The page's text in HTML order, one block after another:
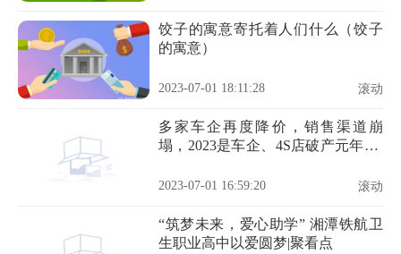
饺子的寓意寄托着人们什么（饺子
的寓意）
2023-07-01 18:11:28 滚动
多家车企再度降价，销售渠道崩
塌，2023是车企、4S店破产元年？-
2023-07-01 16:59:20 滚动
“筑梦未来，爱心助学” 湘潭铁航卫
生职业高中以爱圆梦|聚看点